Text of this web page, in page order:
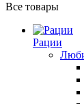
Все товары
Рации